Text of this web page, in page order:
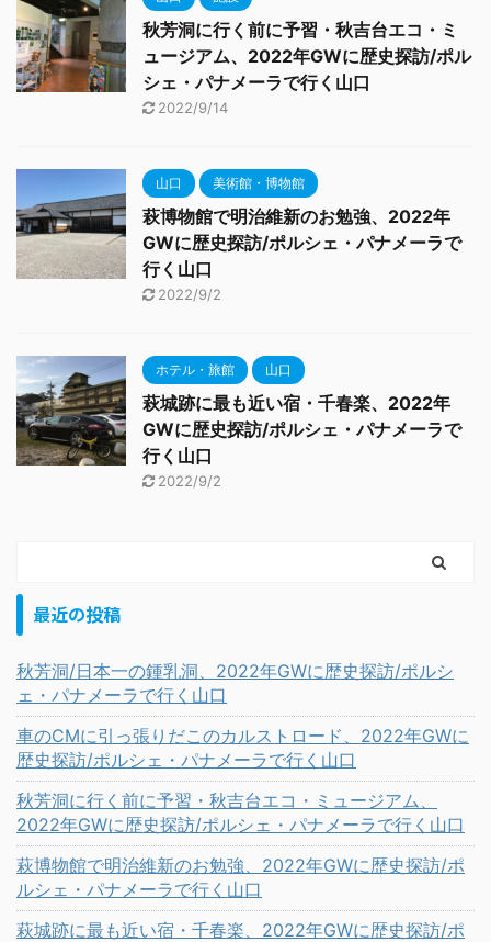
秋芳洞に行く前に予習・秋吉台エコ・ミ
ュージアム、2022年GWに歴史探訪/ポル
シェ・パナメーラで行く山口
2022/9/14
山口 美術館・博物館
萩博物館で明治維新のお勉強、2022年
GWに歴史探訪/ポルシェ・パナメーラで
行く山口
2022/9/2
ホテル・旅館 山口
萩城跡に最も近い宿・千春楽、2022年
GWに歴史探訪/ポルシェ・パナメーラで
行く山口
2022/9/2
最近の投稿
秋芳洞/日本一の鍾乳洞、2022年GWに歴史探訪/ポルシ
ェ・パナメーラで行く山口
車のCMに引っ張りだこのカルストロード、2022年GWに
歴史探訪/ポルシェ・パナメーラで行く山口
秋芳洞に行く前に予習・秋吉台エコ・ミュージアム、
2022年GWに歴史探訪/ポルシェ・パナメーラで行く山口
萩博物館で明治維新のお勉強、2022年GWに歴史探訪/ポ
ルシェ・パナメーラで行く山口
萩城跡に最も近い宿・千春楽、2022年GWに歴史探訪/ポ